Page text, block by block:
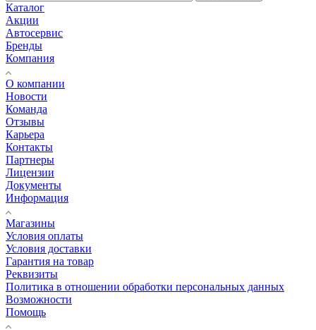
Каталог
Акции
Автосервис
Бренды
Компания
О компании
Новости
Команда
Отзывы
Карьера
Контакты
Партнеры
Лицензии
Документы
Информация
Магазины
Условия оплаты
Условия доставки
Гарантия на товар
Реквизиты
Политика в отношении обработки персональных данных
Возможности
Помощь